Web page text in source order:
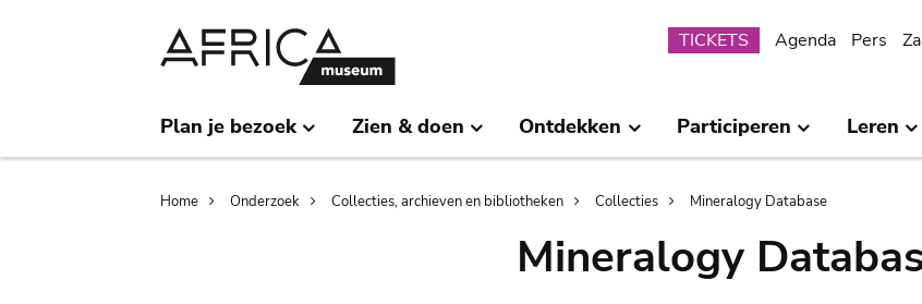
Submenu
TICKETS Agenda Pers
Plan je bezoek Zien & doen Ontdekken Participeren Leren
Breadcrumb
Home Onderzoek Collecties, archieven en bibliotheken Collecties Mineralogy Database
Mineralogy